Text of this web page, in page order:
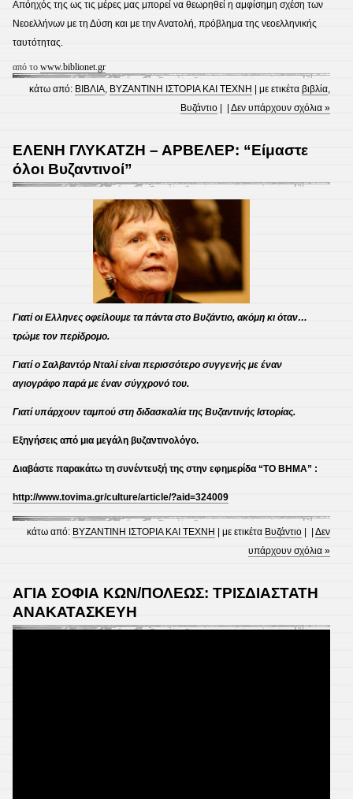
Απόηχός της ως τις μέρες μας μπορεί να θεωρηθεί η αμφίσημη σχέση των
Νεοελλήνων με τη Δύση και με την Ανατολή, πρόβλημα της νεοελληνικής
ταυτότητας.
από το www.biblionet.gr
κάτω από: ΒΙΒΛΙΑ, ΒΥΖΑΝΤΙΝΗ ΙΣΤΟΡΙΑ ΚΑΙ ΤΕΧΝΗ | με ετικέταβιβλία,
Βυζάντιο | |Δεν υπάρχουν σχόλια »
ΕΛΕΝΗ ΓΛΥΚΑΤΖΗ – ΑΡΒΕΛΕΡ: “Είμαστε
όλοι Βυζαντινοί”
Γιατί οι Ελληνες οφείλουμε τα πάντα στο Βυζάντιο, ακόμη κι όταν…
τρώμε τον περίδρομο.
Γιατί ο Σαλβαντόρ Νταλί είναι περισσότερο συγγενής με έναν
αγιογράφο παρά με έναν σύγχρονό του.
Γιατί υπάρχουν ταμπού στη διδασκαλία της Βυζαντινής Ιστορίας.
Εξηγήσεις από μια μεγάλη βυζαντινολόγο.
Διαβάστε παρακάτω τη συνέντευξή της στην εφημερίδα “ΤΟ ΒΗΜΑ” :
http://www.tovima.gr/culture/article/?aid=324009
κάτω από: ΒΥΖΑΝΤΙΝΗ ΙΣΤΟΡΙΑ ΚΑΙ ΤΕΧΝΗ | με ετικέτα Βυζάντιο | |Δεν
υπάρχουν σχόλια »
ΑΓΙΑ ΣΟΦΙΑ ΚΩΝ/ΠΟΛΕΩΣ: ΤΡΙΣΔΙΑΣΤΑΤΗ
ΑΝΑΚΑΤΑΣΚΕΥΗ